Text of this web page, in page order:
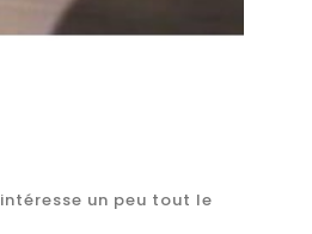
un peu tout le